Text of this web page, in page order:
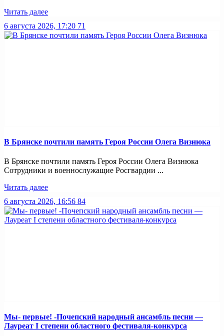
Читать далее
6 августа 2026, 17:20 71
В Брянске почтили память Героя России Олега Визнюка
В Брянске почтили память Героя России Олега Визнюка
Сотрудники и военнослужащие Росгвардии ...
Читать далее
6 августа 2026, 16:56 84
Мы- первые! -Почепский народный ансамбль песни —
Лауреат I степени областного фестиваля-конкурса